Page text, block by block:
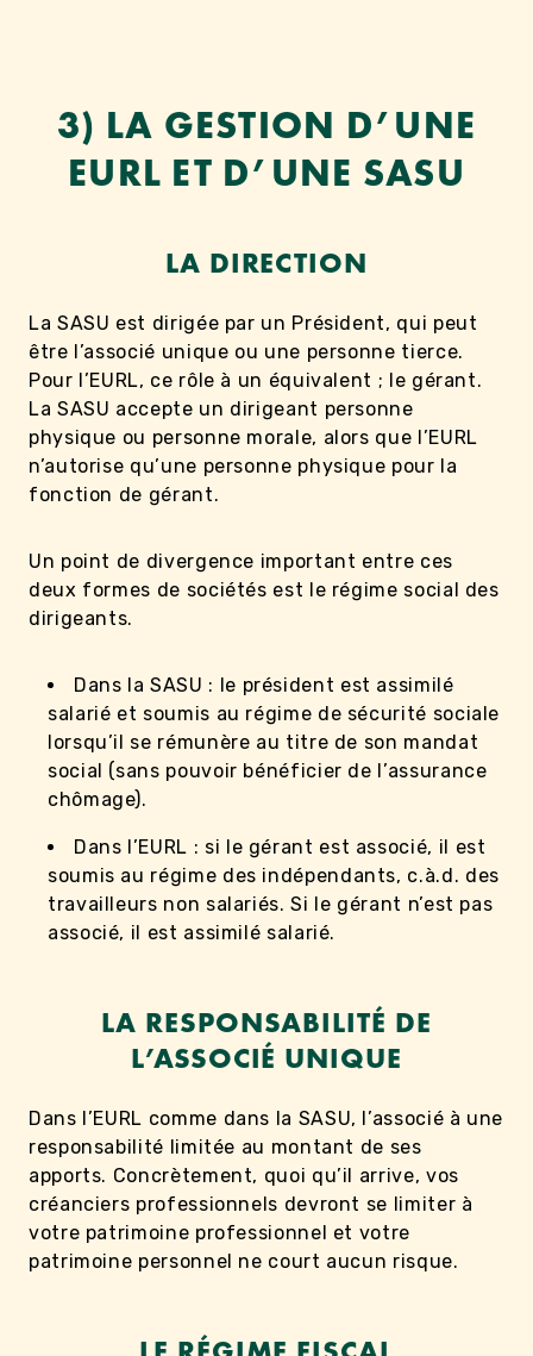
3) LA GESTION D’UNE
EURL ET D’UNE SASU
LA DIRECTION
La SASU est dirigée par un Président, qui peut
être l’associé unique ou une personne tierce.
Pour l’EURL, ce rôle à un équivalent ; le gérant.
La SASU accepte un dirigeant personne
physique ou personne morale, alors que l’EURL
n’autorise qu’une personne physique pour la
fonction de gérant.
Un point de divergence important entre ces
deux formes de sociétés est le régime social des
dirigeants.
Dans la SASU : le président est assimilé
salarié et soumis au régime de sécurité sociale
lorsqu’il se rémunère au titre de son mandat
social (sans pouvoir bénéficier de l’assurance
chômage).
Dans l’EURL : si le gérant est associé, il est
soumis au régime des indépendants, c.à.d. des
travailleurs non salariés. Si le gérant n’est pas
associé, il est assimilé salarié.
LA RESPONSABILITÉ DE
L’ASSOCIÉ UNIQUE
Dans l’EURL comme dans la SASU, l’associé à une
responsabilité limitée au montant de ses
apports. Concrètement, quoi qu’il arrive, vos
créanciers professionnels devront se limiter à
votre patrimoine professionnel et votre
patrimoine personnel ne court aucun risque.